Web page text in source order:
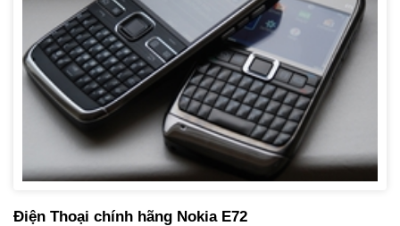
Điện Thoại chính hãng Nokia E72